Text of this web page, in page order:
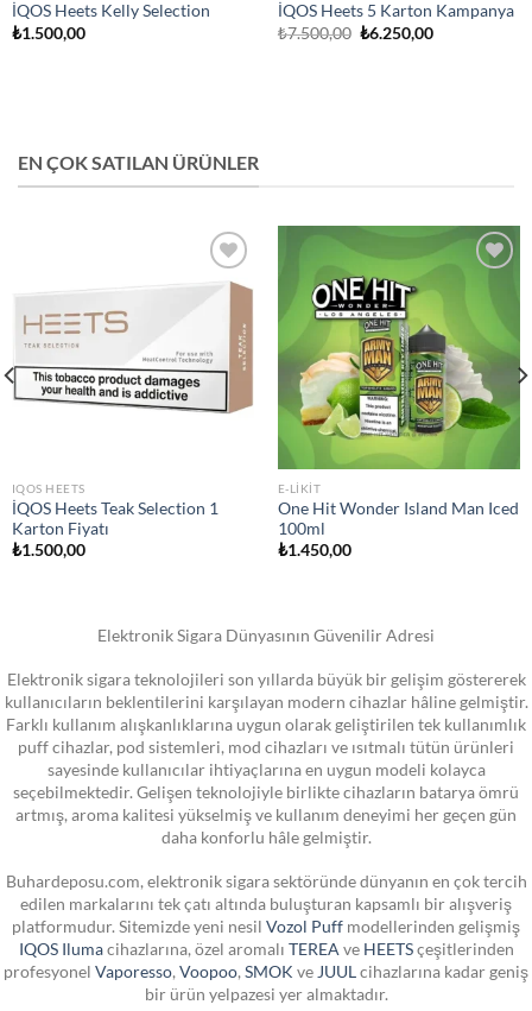
İQOS Heets Kelly Selection
₺1.500,00
İQOS Heets 5 Karton Kampanya
₺7.500,00 Orijinal
₺6.250,00Şu
EN ÇOK SATILAN ÜRÜNLER
Add to
IQOS HEETS
İQOS Heets Teak Selection 1
Karton Fiyatı
₺1.500,00
wishlist
E-LIKIT
One Hit Wonder Island Man Iced
100ml
₺1.450,00
Elektronik Sigara Dünyasının Güvenilir Adresi
Elektronik sigara teknolojileri son yıllarda büyük bir gelişim göstererek
kullanıcıların beklentilerini karşılayan modern cihazlar hâline gelmiştir.
Farklı kullanım alışkanlıklarına uygun olarak geliştirilen tek kullanımlık
puff cihazlar, pod sistemleri, mod cihazları ve ısıtmalı tütün ürünleri
sayesinde kullanıcılar ihtiyaçlarına en uygun modeli kolayca
seçebilmektedir. Gelişen teknolojiyle birlikte cihazların batarya ömrü
artmış, aroma kalitesi yükselmiş ve kullanım deneyimi her geçen gün
daha konforlu hâle gelmiştir.
Buhardeposu.com, elektronik sigara sektöründe dünyanın en çok tercih
edilen markalarını tek çatı altında buluşturan kapsamlı bir alışveriş
platformudur. Sitemizde yeni nesil Vozol Puff modellerinden gelişmiş
IQOS Ilumacihazlarına, özel aromalı TEREA ve HEETSçeşitlerinden
profesyonel Vaporesso Voopoo SMOK ve JUUL cihazlarına kadar geniş
bir ürün yelpazesi yer almaktadır.